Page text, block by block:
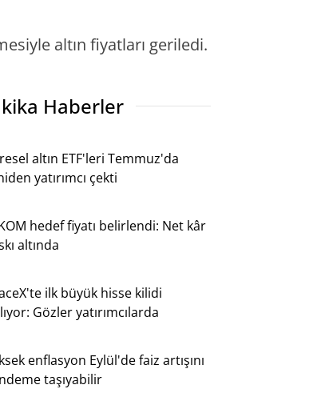
altın fiyatları geriledi.
Haberler
altın ETF'leri Temmuz'da
yatırımcı çekti
hedef fiyatı belirlendi: Net kâr
altında
ilk büyük hisse kilidi
Gözler yatırımcılarda
enflasyon Eylül'de faiz artışını
taşıyabilir